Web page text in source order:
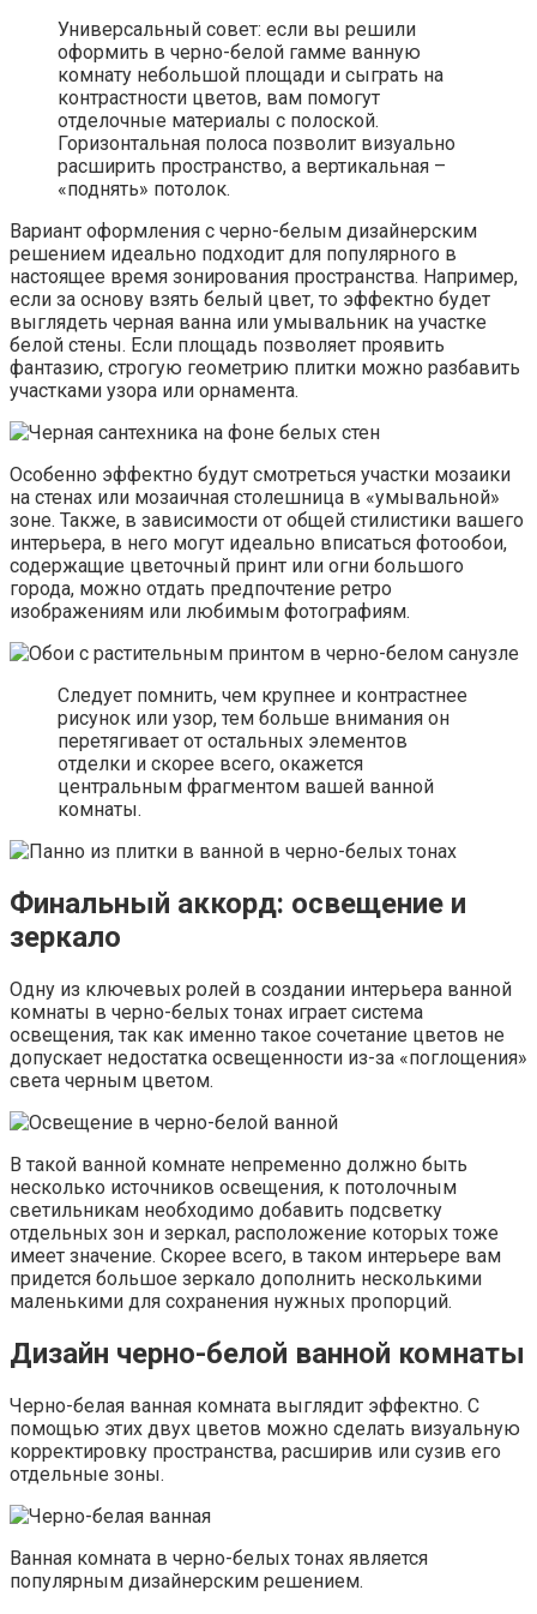
Универсальный совет: если вы решили
оформить в черно-белой гамме ванную
комнату небольшой площади и сыграть на
контрастности цветов, вам помогут
отделочные материалы с полоской.
Горизонтальная полоса позволит визуально
расширить пространство, а вертикальная –
«поднять» потолок.
Вариант оформления с черно-белым дизайнерским
решением идеально подходит для популярного в
настоящее время зонирования пространства. Например,
если за основу взять белый цвет, то эффектно будет
выглядеть черная ванна или умывальник на участке
белой стены. Если площадь позволяет проявить
фантазию, строгую геометрию плитки можно разбавить
участками узора или орнамента.
Особенно эффектно будут смотреться участки мозаики
на стенах или мозаичная столешница в «умывальной»
зоне. Также, в зависимости от общей стилистики вашего
интерьера, в него могут идеально вписаться фотообои,
содержащие цветочный принт или огни большого
города, можно отдать предпочтение ретро
изображениям или любимым фотографиям.
Следует помнить, чем крупнее и контрастнее
рисунок или узор, тем больше внимания он
перетягивает от остальных элементов
отделки и скорее всего, окажется
центральным фрагментом вашей ванной
комнаты.
Финальный аккорд: освещение и
зеркало
Одну из ключевых ролей в создании интерьера ванной
комнаты в черно-белых тонах играет система
освещения, так как именно такое сочетание цветов не
допускает недостатка освещенности из-за «поглощения»
света черным цветом.
В такой ванной комнате непременно должно быть
несколько источников освещения, к потолочным
светильникам необходимо добавить подсветку
отдельных зон и зеркал, расположение которых тоже
имеет значение. Скорее всего, в таком интерьере вам
придется большое зеркало дополнить несколькими
маленькими для сохранения нужных пропорций.
Дизайн черно-белой ванной комнаты
Черно-белая ванная комната выглядит эффектно. С
помощью этих двух цветов можно сделать визуальную
корректировку пространства, расширив или сузив его
отдельные зоны.
Ванная комната в черно-белых тонах является
популярным дизайнерским решением.